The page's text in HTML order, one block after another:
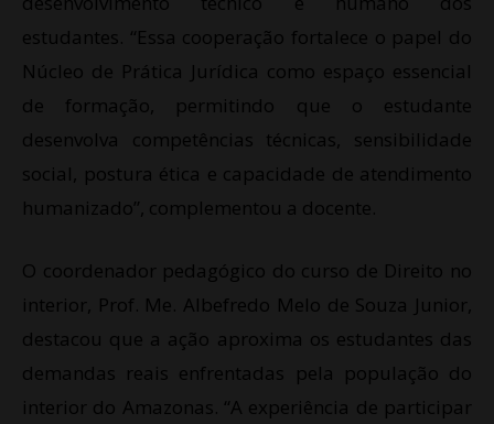
estudantes. “Essa cooperação fortalece o papel do
Núcleo de Prática Jurídica como espaço essencial
de formação, permitindo que o estudante
desenvolva competências técnicas, sensibilidade
social, postura ética e capacidade de atendimento
humanizado”, complementou a docente.
O coordenador pedagógico do curso de Direito no
interior, Prof. Me. Albefredo Melo de Souza Junior,
destacou que a ação aproxima os estudantes das
demandas reais enfrentadas pela população do
interior do Amazonas. “A experiência de participar